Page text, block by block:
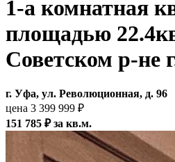
1-а комнатная
площадью
Советском р-не
г. Уфа, ул. Революционная, д. 96
цена 3 399 999 ₽
151 785 ₽ за кв.м.